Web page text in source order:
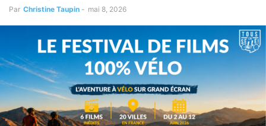
Par Christine Taupin - mai 8, 2026